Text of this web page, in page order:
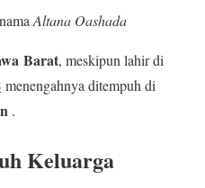
Altana Oashada
Barat, meskipun lahir di
menengahnya ditempuh di
.
Keluarga